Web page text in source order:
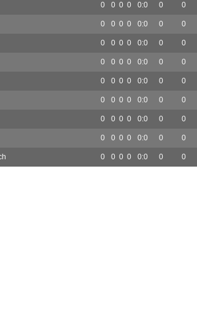
0 0 0 0 0:0 0 0
0 0 0 0 0:0 0 0
0 0 0 0 0:0 0 0
0 0 0 0 0:0 0 0
0 0 0 0 0:0 0 0
0 0 0 0 0:0 0 0
0 0 0 0 0:0 0 0
0 0 0 0 0:0 0 0
0 0 0 0 0:0 0 0